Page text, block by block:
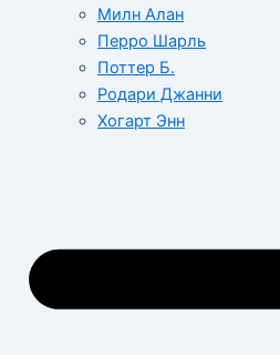
Милн Алан
Перро Шарль
Поттер Б.
Родари Джанни
Хогарт Энн